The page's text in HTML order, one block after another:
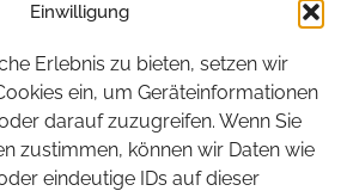
Einwilligung
Erlebnis zu bieten, setzen wir
ein, um Geräteinformationen
darauf zuzugreifen. Wenn Sie
zustimmen, können wir Daten wie
eindeutige IDs auf dieser